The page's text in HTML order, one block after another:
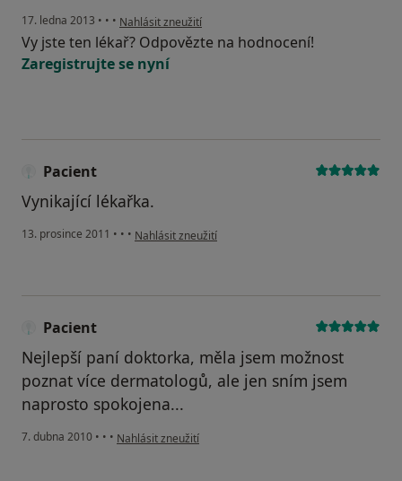
17. ledna 2013 • • • podle názoru uživatele Váš účet byl odstraněn
Nahlásit zneužití
Vy jste ten lékař? Odpovězte na hodnocení!
Zaregistrujte se nyní
Pacient
Vynikající lékařka.
13. prosince 2011 • • • podle názoru uživatele Pacient
Nahlásit zneužití
Pacient
Nejlepší paní doktorka, měla jsem možnost
poznat více dermatologů, ale jen sním jsem
naprosto spokojena...
7. dubna 2010 • • • podle názoru uživatele Pacient
Nahlásit zneužití